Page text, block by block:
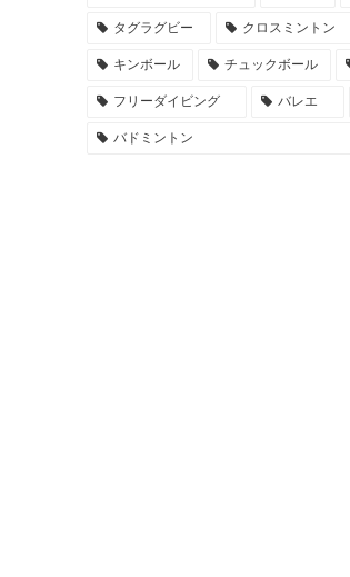
タグラグビー クロスミントン
キンボール チュックボール
フリーダイビング バレエ
バドミントン